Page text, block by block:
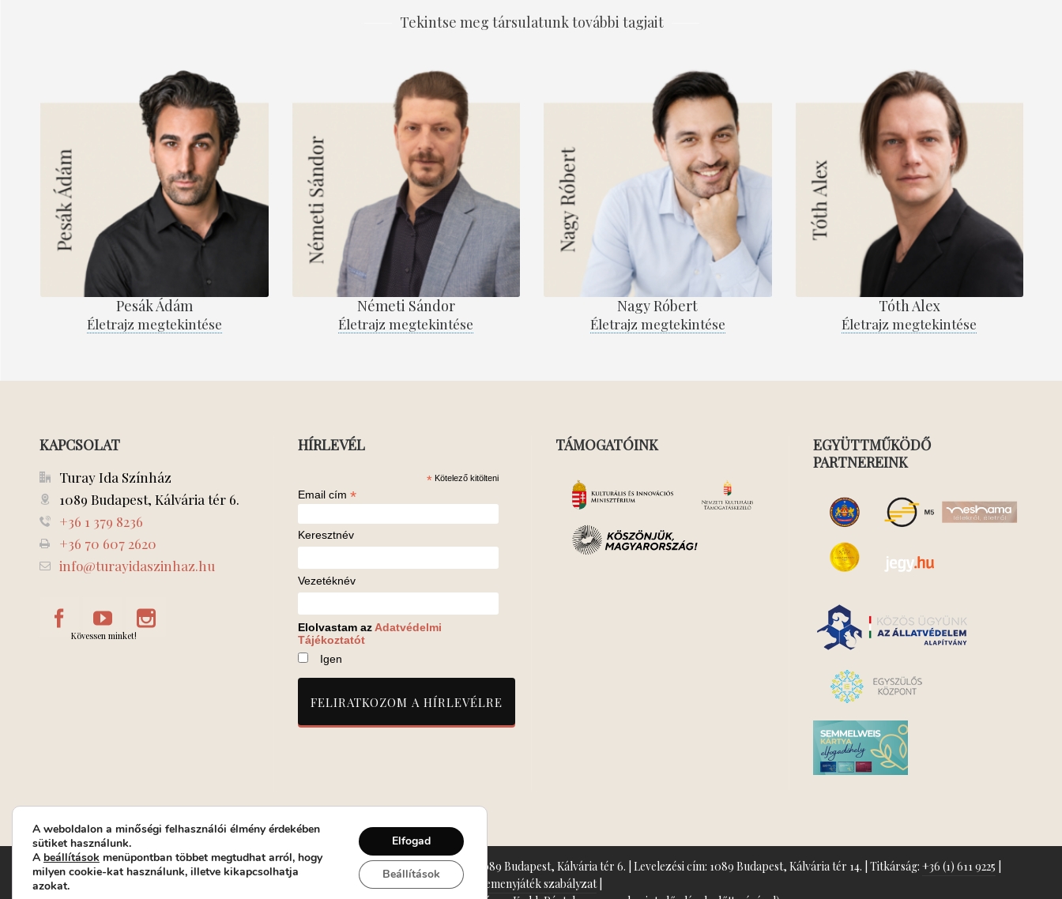
Tekintse meg társulatunk további tagjait
Pesák Ádám
Életrajz megtekintése
Németi Sándor
Életrajz megtekintése
Nagy Róbert
Életrajz megtekintése
Tóth Alex
Életrajz megtekintése
KAPCSOLAT
Turay Ida Színház
1089 Budapest, Kálvária tér 6.
+36 1 379 8236
+36 70 607 2620
info@turayidaszinhaz.hu
Kövessen minket!
HÍRLEVÉL
* Kötelező kitölteni
Email cím *
Keresztnév
Vezetéknév
Elolvastam azAdatvédelmi
Tájékoztatót
Igen
TÁMOGATÓINK
EGYÜTTMŰKÖDŐ
PARTNEREINK
Turay Ida Színház Közhasznú Nonprofit Kft. | Működési helyszín: Turay Ida Színház 1089 Budapest, Kálvária tér 6. | Levelezési cím: 1089 Budapest, Kálvária tér 14. | Titkárság: +36 (1) 611 9225
Nyeremenyjáték szabályzat|
A weboldalon a minőségi felhasználói élmény érdekében
sütiket használunk.
A beállítások menüpontban többet megtudhat arról, hogy
milyen cookie-kat használunk, illetve kikapcsolhatja
azokat.
Elfogad
Beállítások